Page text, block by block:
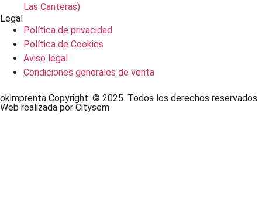
Las Canteras)
Legal
Política de privacidad
Política de Cookies
Aviso legal
Condiciones generales de venta
okimprenta Copyright: © 2025. Todos los derechos reservados
Web realizada por Citysem